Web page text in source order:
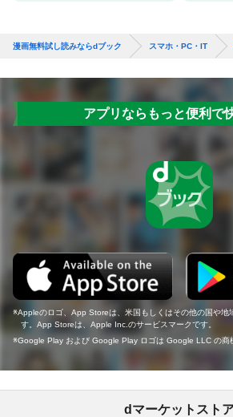
漫画無料試し読みならdブック スマホ・PC・IT
アプリならもっと便利で
Appleのロゴ、App Storeは、米国もしくはその他の国や地
す。App Storeは、Apple Inc.のサービスマークです。
Google Play および Google Play ロゴは Google LLC の商
dマーケットスト